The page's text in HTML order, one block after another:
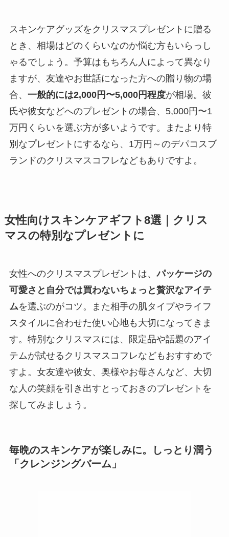
スキンケアグッズをクリスマスプレゼントに贈る
とき、相場はどのくらいなのか悩む方もいらっし
ゃるでしょう。予算はもちろん人によって異なり
ますが、友達やお世話になった方への贈り物の場
合、 一般的には2,000円〜5,000円程度が相場。彼
氏や彼女などへのプレゼントの場合、5,000円〜1
万円くらいを選ぶ方が多いようです。またより特
別なプレゼントにするなら、1万円～のデパコスブ
ランドのクリスマスコフレなどもありですよ。
女性向けスキンケアギフト8選｜クリス
マスの特別なプレゼントに
女性へのクリスマスプレゼントは、パッケージの
可愛さと自分では買わないちょっと贅沢なアイテ
ムを選ぶのがコツ。また相手の肌タイプやライフ
スタイルに合わせた使い心地も大切になってきま
す。特別なクリスマスには、限定品や話題のアイ
テムが試せるクリスマスコフレなどもおすすめで
すよ。女友達や彼女、奥様やお母さんなど、大切
な人の笑顔を引き出すとっておきのプレゼントを
探してみましょう。
毎晩のスキンケアが楽しみに。しっとり潤う
「クレンジングバーム」